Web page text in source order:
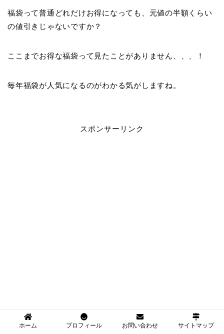
福袋って普通どれだけお得になっても、元値の半額くらい
の値引きじゃないですか？
ここまでお得な福袋って見たことがありません、、、！
毎年福袋が人気になるのがわかる気がしますね。
スポンサーリンク
ホーム プロフィール お問い合わせ サイトマップ